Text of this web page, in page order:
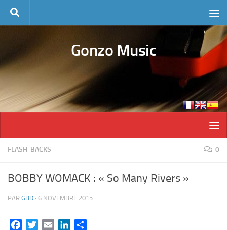
Skip to content
Gonzo Music
FLASH-BACKS 0
BOBBY WOMACK : « So Many Rivers »
PAR GBD · 6 NOVEMBRE 2015
FacebookTwitterEmail LinkedIn